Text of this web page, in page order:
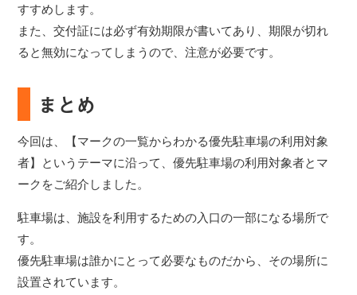
すすめします。
また、交付証には必ず有効期限が書いてあり、期限が切れ
ると無効になってしまうので、注意が必要です。
まとめ
今回は、【マークの一覧からわかる優先駐車場の利用対象
者】というテーマに沿って、優先駐車場の利用対象者とマ
ークをご紹介しました。
駐車場は、施設を利用するための入口の一部になる場所で
す。
優先駐車場は誰かにとって必要なものだから、その場所に
設置されています。